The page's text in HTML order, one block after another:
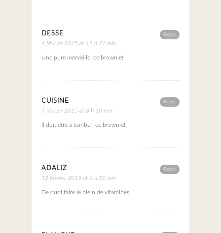
Reply
DESSE
4 février 2015 at 11 h 21 min
Une pure merveille, ce brownie!
Reply
CUISINE
7 février 2015 at 8 h 30 min
Il doit être à tomber, ce brownie!
Reply
ADALIZ
12 février 2015 at 9 h 31 min
De quoi faire le plein de vitamines!